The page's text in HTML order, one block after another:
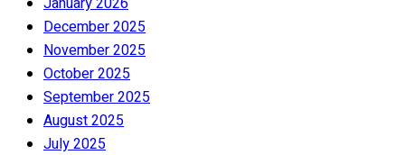
December 2025
November 2025
October 2025
September 2025
August 2025
July 2025